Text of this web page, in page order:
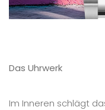
Das Uhrwerk
Im Inneren schlägt